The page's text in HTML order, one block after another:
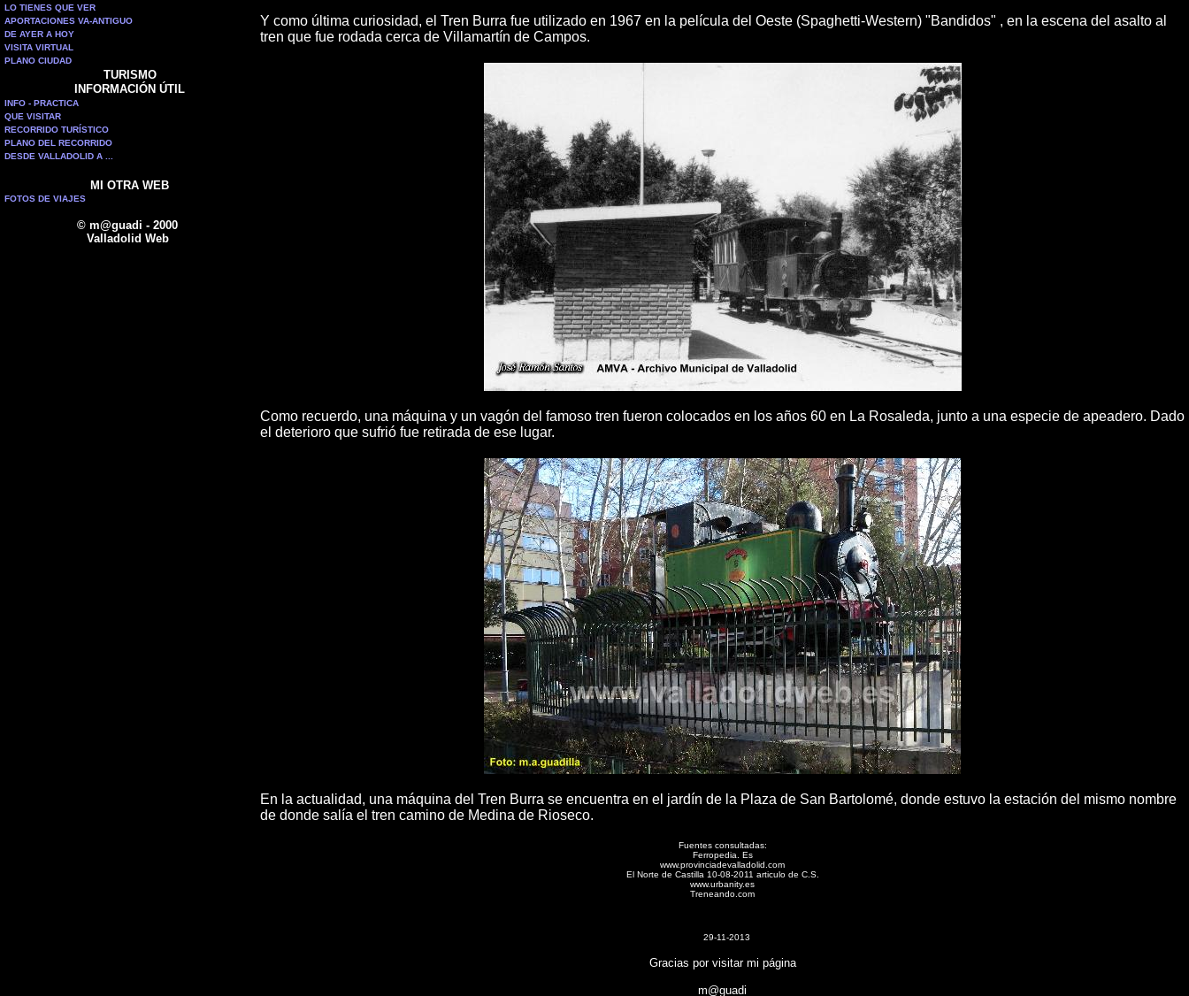
LO TIENES QUE VER
APORTACIONES VA-ANTIGUO
DE AYER A HOY
VISITA VIRTUAL
PLANO CIUDAD
TURISMO
INFORMACIÓN ÚTIL
INFO - PRACTICA
QUE VISITAR
RECORRIDO TURÍSTICO
PLANO DEL RECORRIDO
DESDE VALLADOLID A ...
MI OTRA WEB
FOTOS DE VIAJES
© m@guadi - 2000
Valladolid Web
Y como última curiosidad, el Tren Burra fue utilizado en 1967 en la película del Oeste (Spaghetti-Western) "Bandidos" , en la escena del asalto al
tren que fue rodada cerca de Villamartín de Campos.
Como recuerdo, una máquina y un vagón del famoso tren fueron colocados en los años 60 en La Rosaleda, junto a una especie de apeadero. Dado
el deterioro que sufrió fue retirada de ese lugar.
En la actualidad, una máquina del Tren Burra se encuentra en el jardín de la Plaza de San Bartolomé, donde estuvo la estación del mismo nombre
de donde salía el tren camino de Medina de Rioseco.
Fuentes consultadas:
Ferropedia. Es
www.provinciadevalladolid.com
El Norte de Castilla 10-08-2011 articulo de C.S.
www.urbanity.es
Treneando.com
29-11-2013
Gracias por visitar mi página
m@guadi